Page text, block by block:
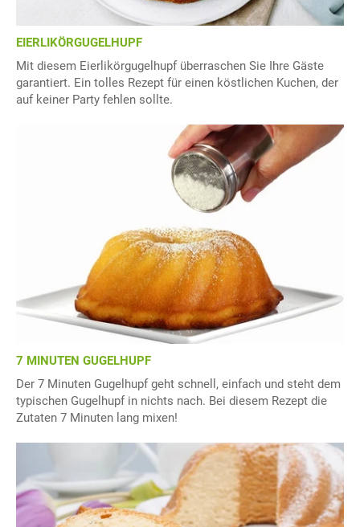
EIERLIKÖRGUGELHUPF
Mit diesem Eierlikörgugelhupf überraschen Sie Ihre Gäste
garantiert. Ein tolles Rezept für einen köstlichen Kuchen, der
auf keiner Party fehlen sollte.
7 MINUTEN GUGELHUPF
Der 7 Minuten Gugelhupf geht schnell, einfach und steht dem
typischen Gugelhupf in nichts nach. Bei diesem Rezept die
Zutaten 7 Minuten lang mixen!